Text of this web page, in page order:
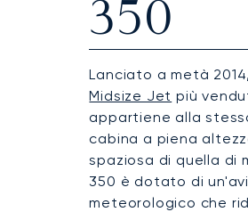
350
Lanciato a metà
Midsize Jet più
appartiene alla
cabina a piena
spaziosa di quella di
350 è dotato di
meteorologico che